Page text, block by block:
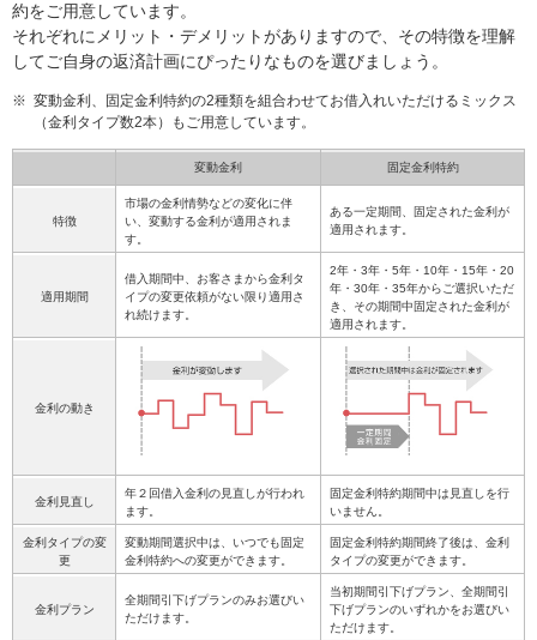
約をご用意しています。
それぞれにメリット・デメリットがありますので、その特徴を理解
してご自身の返済計画にぴったりなものを選びましょう。
※ 変動金利、固定金利特約の2種類を組合わせてお借入れいただけるミックス
（金利タイプ数2本）もご用意しています。
変動金利 固定金利特約
特徴
市場の金利情勢などの変化に伴
い、変動する金利が適用されま
す。
ある一定期間、固定された金利が
適用されます。
適用期間
借入期間中、お客さまから金利タ
イプの変更依頼がない限り適用さ
れ続けます。
2年・3年・5年・10年・15年・20
年・30年・35年からご選択いただ
き、その期間中固定された金利が
適用されます。
金利の動き
金利見直し
年２回借入金利の見直しが行われ
ます。
固定金利特約期間中は見直しを行
いません。
金利タイプの変
更
変動期間選択中は、いつでも固定
金利特約への変更ができます。
固定金利特約期間終了後は、金利
タイプの変更ができます。
金利プラン
全期間引下げプランのみお選びい
ただけます。
当初期間引下げプラン、全期間引
下げプランのいずれかをお選びい
ただけます。